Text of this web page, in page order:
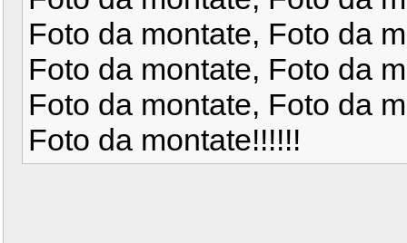
Foto da montate, Foto da
Foto da montate, Foto da
Foto da montate, Foto da
Foto da montate!!!!!!